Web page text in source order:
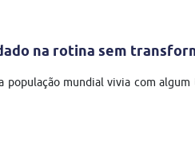
na rotina sem
população mundial vivia com